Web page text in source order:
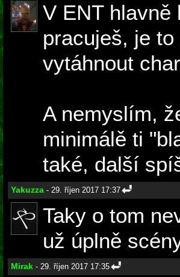
V ENT hlavně
pracuješ, je
vytáhnout
A nemyslím,
minimálě ti
také, další
Yakuzza - 29. říjen 2017 17:37
Taky o tom
už úplně
Mirak - 29. říjen 2017 17:35